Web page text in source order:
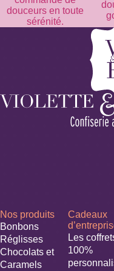
douceurs en toute
sérénité.
Nos produits
Bonbons
Réglisses
Chocolats et
Caramels
Cadeaux
Les
100%